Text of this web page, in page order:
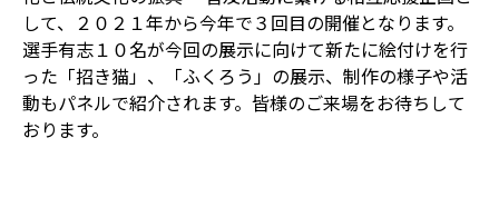
して、２０２１年から今年で３回目の開催となります。
選手有志１０名が今回の展示に向けて新たに絵付けを行
った「招き猫」、「ふくろう」の展示、制作の様子や活
動もパネルで紹介されます。皆様のご来場をお待ちして
おります。